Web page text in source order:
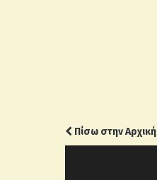
Πίσω στην Αρχική